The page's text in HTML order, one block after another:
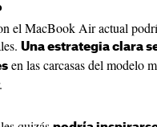
el MacBook Air actual
Una estrategia clara
en las carcasas del modelo